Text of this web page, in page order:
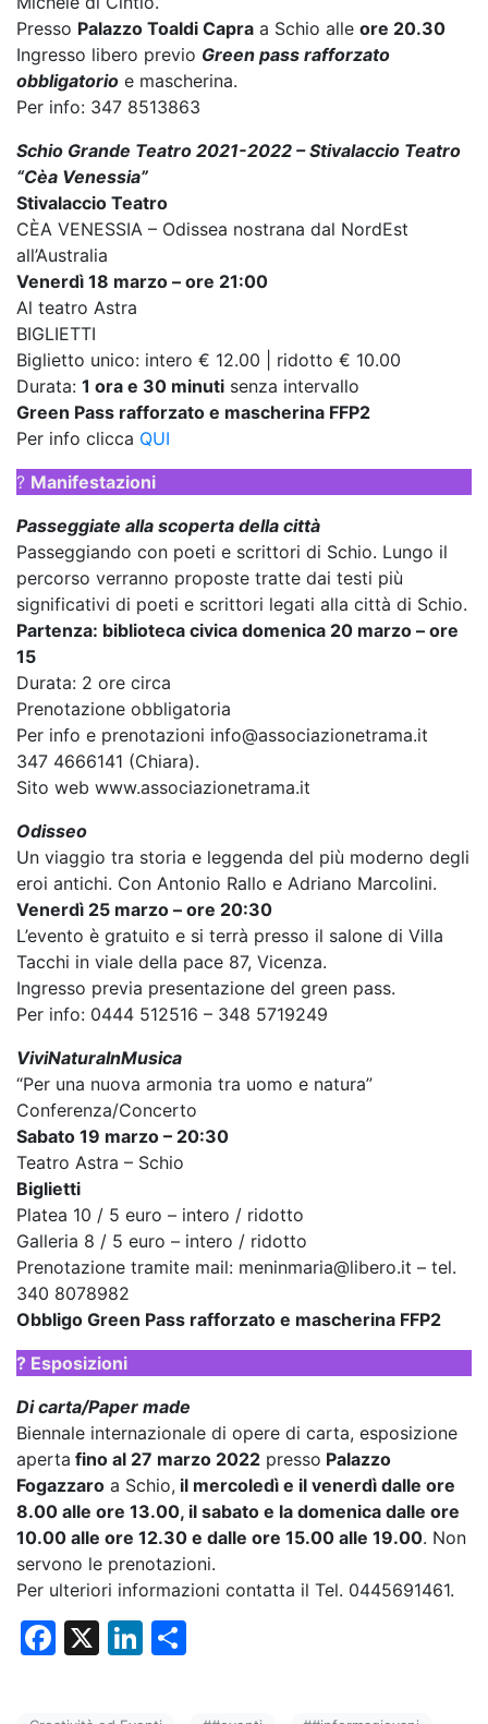
Presso Palazzo Toaldi Capra a Schio alle ore 20.30
Ingresso libero previo Green pass rafforzato
obbligatorio e mascherina.
Per info: 347 8513863
Schio Grande Teatro 2021-2022 – Stivalaccio Teatro
“Cèa Venessia”
Stivalaccio Teatro
CÈA VENESSIA – Odissea nostrana dal NordEst
all’Australia
Venerdì 18 marzo – ore 21:00
Al teatro Astra
BIGLIETTI
Biglietto unico: intero € 12.00 | ridotto € 10.00
Durata: 1 ora e 30 minuti senza intervallo
Green Pass rafforzato e mascherina FFP2
Per info clicca QUI
? Manifestazioni
Passeggiate alla scoperta della città
Passeggiando con poeti e scrittori di Schio. Lungo il
percorso verranno proposte tratte dai testi più
significativi di poeti e scrittori legati alla città di Schio.
Partenza: biblioteca civica domenica 20 marzo – ore
15
Durata: 2 ore circa
Prenotazione obbligatoria
Per info e prenotazioni info@associazionetrama.it
347 4666141 (Chiara).
Sito web www.associazionetrama.it
Odisseo
Un viaggio tra storia e leggenda del più moderno degli
eroi antichi. Con Antonio Rallo e Adriano Marcolini.
Venerdì 25 marzo – ore 20:30
L’evento è gratuito e si terrà presso il salone di Villa
Tacchi in viale della pace 87, Vicenza.
Ingresso previa presentazione del green pass.
Per info: 0444 512516 – 348 5719249
ViviNaturaInMusica
“Per una nuova armonia tra uomo e natura”
Conferenza/Concerto
Sabato 19 marzo – 20:30
Teatro Astra – Schio
Biglietti
Platea 10 / 5 euro – intero / ridotto
Galleria 8 / 5 euro – intero / ridotto
Prenotazione tramite mail: meninmaria@libero.it – tel.
340 8078982
Obbligo Green Pass rafforzato e mascherina FFP2
? Esposizioni
Di carta/Paper made
Biennale internazionale di opere di carta, esposizione
aperta fino al 27 marzo 2022 presso Palazzo
Fogazzaro a Schio, il mercoledì e il venerdì dalle ore
8.00 alle ore 13.00, il sabato e la domenica dalle ore
10.00 alle ore 12.30 e dalle ore 15.00 alle 19.00. Non
servono le prenotazioni.
Per ulteriori informazioni contatta il Tel. 0445691461.
F
X
Li